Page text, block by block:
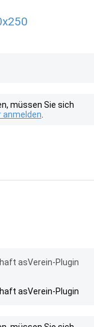
müssen Sie sich
anmelden
asVerein-Plugin
asVerein-Plugin